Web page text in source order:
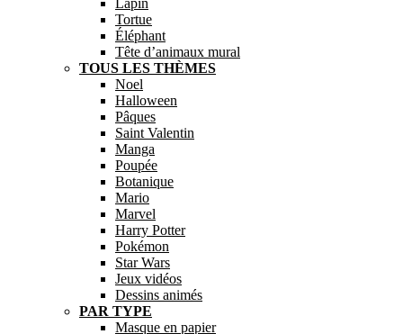
Lapin
Tortue
Éléphant
Tête d’animaux mural
TOUS LES THÈMES
Noel
Halloween
Pâques
Saint Valentin
Manga
Poupée
Botanique
Mario
Marvel
Harry Potter
Pokémon
Star Wars
Jeux vidéos
Dessins animés
PAR TYPE
Masque en papier